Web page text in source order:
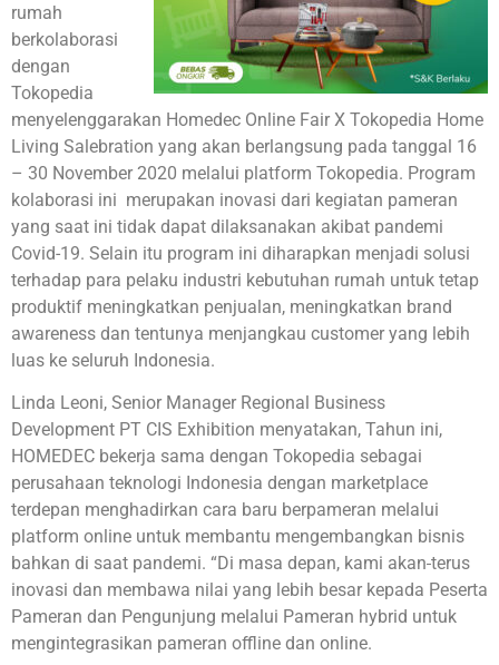
rumah
berkolaborasi
dengan
Tokopedia
menyelenggarakan Homedec Online Fair X Tokopedia Home
Living Salebration yang akan berlangsung pada tanggal 16
– 30 November 2020 melalui platform Tokopedia. Program
kolaborasi ini merupakan inovasi dari kegiatan pameran
yang saat ini tidak dapat dilaksanakan akibat pandemi
Covid-19. Selain itu program ini diharapkan menjadi solusi
terhadap para pelaku industri kebutuhan rumah untuk tetap
produktif meningkatkan penjualan, meningkatkan brand
awareness dan tentunya menjangkau customer yang lebih
luas ke seluruh Indonesia.
Linda Leoni, Senior Manager Regional Business
Development PT CIS Exhibition menyatakan, Tahun ini,
HOMEDEC bekerja sama dengan Tokopedia sebagai
perusahaan teknologi Indonesia dengan marketplace
terdepan menghadirkan cara baru berpameran melalui
platform online untuk membantu mengembangkan bisnis
bahkan di saat pandemi. “Di masa depan, kami akan terus
inovasi dan membawa nilai yang lebih besar kepada Peserta
Pameran dan Pengunjung melalui Pameran hybrid untuk
mengintegrasikan pameran offline dan online.